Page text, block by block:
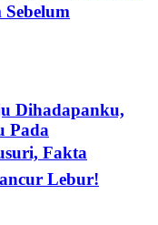
Sebelum
Dihadapanku,
Pada
Fakta
Lebur!